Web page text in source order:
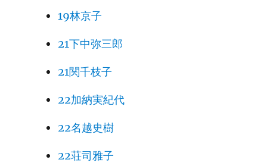
19林京子
21下中弥三郎
21関千枝子
22加納実紀代
22名越史樹
22荘司雅子